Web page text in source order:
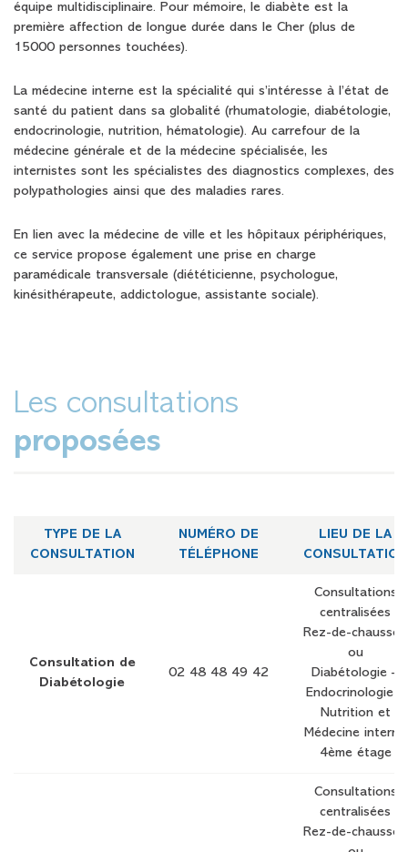
équipe multidisciplinaire. Pour mémoire, le diabète est la
première affection de longue durée dans le Cher (plus de
15000 personnes touchées).
La médecine interne est la spécialité qui s’intéresse à l’état de
santé du patient dans sa globalité (rhumatologie, diabétologie,
endocrinologie, nutrition, hématologie). Au carrefour de la
médecine générale et de la médecine spécialisée, les
internistes sont les spécialistes des diagnostics complexes, des
polypathologies ainsi que des maladies rares.
En lien avec la médecine de ville et les hôpitaux périphériques,
ce service propose également une prise en charge
paramédicale transversale (diététicienne, psychologue,
kinésithérapeute, addictologue, assistante sociale).
Les consultations
proposées
TYPE DE LA
CONSULTATION
NUMÉRO DE
TÉLÉPHONE
LIEU DE LA
CONSULTATION
Consultation de
Diabétologie
02 48 48 49 42
Consultations
centralisées
Rez-de-chaussée
ou
Diabétologie –
Endocrinologie –
Nutrition et
Médecine interne
4ème étage
Consultations
centralisées
Rez-de-chaussée